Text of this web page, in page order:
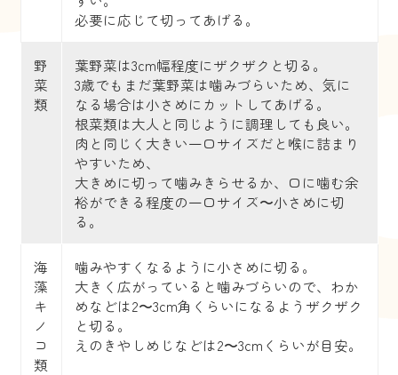
必要に応じて切ってあげる。
野
菜
類
葉野菜は3cm幅程度にザクザクと切る。
3歳でもまだ葉野菜は噛みづらいため、気に
なる場合は小さめにカットしてあげる。
根菜類は大人と同じように調理しても良い。
肉と同じく大きい一口サイズだと喉に詰まり
やすいため、
大きめに切って噛みきらせるか、口に噛む余
裕ができる程度の一口サイズ〜小さめに切
る。
海
藻
キ
ノ
コ
類
噛みやすくなるように小さめに切る。
大きく広がっていると噛みづらいので、わか
めなどは2〜3cm角くらいになるようザクザク
と切る。
えのきやしめじなどは2〜3cmくらいが目安。